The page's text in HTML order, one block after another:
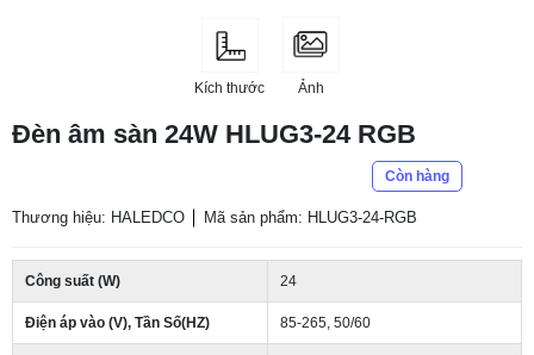
Kích thước Ảnh
Đèn âm sàn 24W HLUG3-24 RGB
Còn hàng
Thương hiệu: HALEDCO Mã sản phẩm: HLUG3-24-RGB
Công suất (W) 24
Điện áp vào (V), Tần Số(HZ) 85-265, 50/60